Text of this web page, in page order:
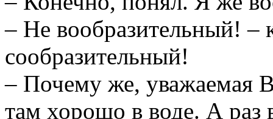
– Не вообразительный! –
сообразительный!
– Почему же, уважаемая
там хорошо в воде. А раз